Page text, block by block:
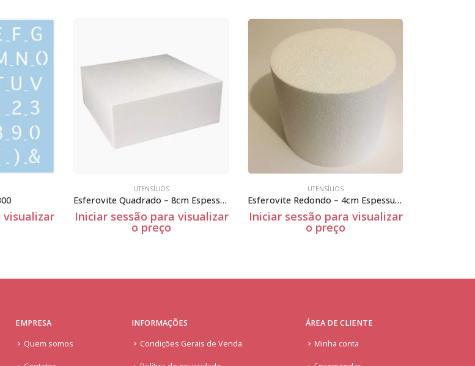
Esferovite Quadrado – 8cm Espessura
Iniciar sessão para visualizar
Esferovite Redondo – 4cm Espessura
Iniciar sessão para visualizar Iniciar sessão
EMPRESA
Quem somos
INFORMAÇÕES
Condições Gerais de Venda
ÁREA DE CLIENTE
Minha conta